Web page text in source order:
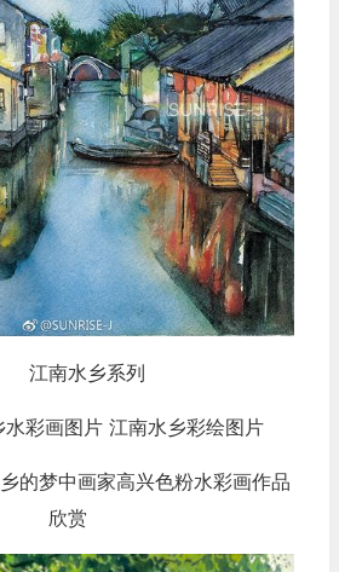
江南水乡系列
的梦中画家高兴色粉水彩画作品
欣赏